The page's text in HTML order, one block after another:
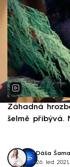
Záhadná
šelmě přibývá.
Dáša
26. led 2021,